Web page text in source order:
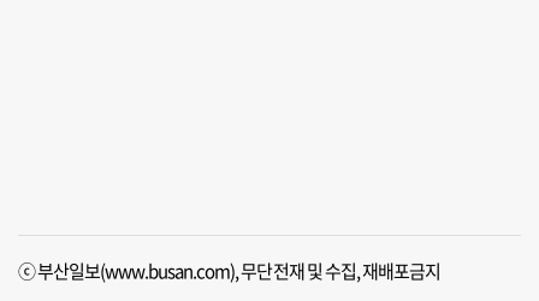
ⓒ 부산일보(www.busan.com), 무단전재 및 수집, 재배포금지